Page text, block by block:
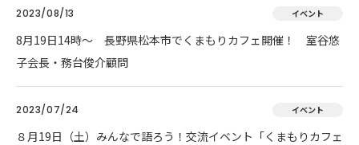
2023/08/13 イベント
8月19日14時～ 長野県松本市でくまもりカフェ開催！ 室谷悠
子会長・務台俊介顧問
2023/07/24 イベント
８月19日（土）みんなで語ろう！交流イベント「くまもりカフェ